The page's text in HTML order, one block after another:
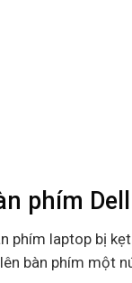
phím
phím laptop bị
bàn phím một